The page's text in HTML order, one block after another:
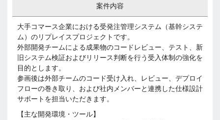
案件内容
大手コマース企業における受発注管理システム（基幹システ
ム）のリプレイスプロジェクトです。
外部開発チームによる成果物のコードレビュー、テスト、新
旧システム検証およびリリース判断を行う受入体制の強化を
目的とします。
参画後は外部チームのコード受け入れ、レビュー、デプロイ
フローの巻き取り、および社内メンバーと連携した仕様設計
サポートを担当いただきます。
【主な開発環境・ツール】